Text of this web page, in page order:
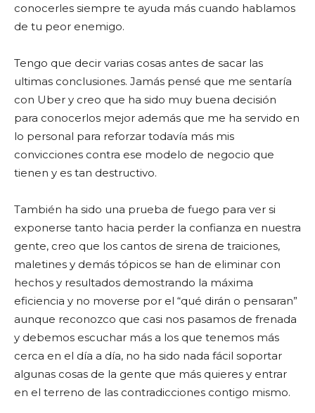
conocerles siempre te ayuda más cuando hablamos
de tu peor enemigo.
Tengo que decir varias cosas antes de sacar las
ultimas conclusiones. Jamás pensé que me sentaría
con Uber y creo que ha sido muy buena decisión
para conocerlos mejor además que me ha servido en
lo personal para reforzar todavía más mis
convicciones contra ese modelo de negocio que
tienen y es tan destructivo.
También ha sido una prueba de fuego para ver si
exponerse tanto hacia perder la confianza en nuestra
gente, creo que los cantos de sirena de traiciones,
maletines y demás tópicos se han de eliminar con
hechos y resultados demostrando la máxima
eficiencia y no moverse por el “qué dirán o pensaran”
aunque reconozco que casi nos pasamos de frenada
y debemos escuchar más a los que tenemos más
cerca en el día a día, no ha sido nada fácil soportar
algunas cosas de la gente que más quieres y entrar
en el terreno de las contradicciones contigo mismo.